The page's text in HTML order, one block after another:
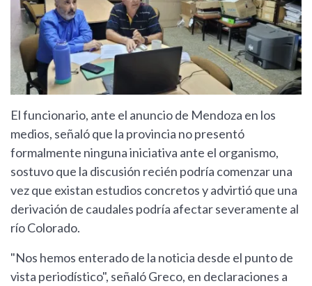
El funcionario, ante el anuncio de Mendoza en los
medios, señaló que la provincia no presentó
formalmente ninguna iniciativa ante el organismo,
sostuvo que la discusión recién podría comenzar una
vez que existan estudios concretos y advirtió que una
derivación de caudales podría afectar severamente al
río Colorado.
"Nos hemos enterado de la noticia desde el punto de
vista periodístico", señaló Greco, en declaraciones a